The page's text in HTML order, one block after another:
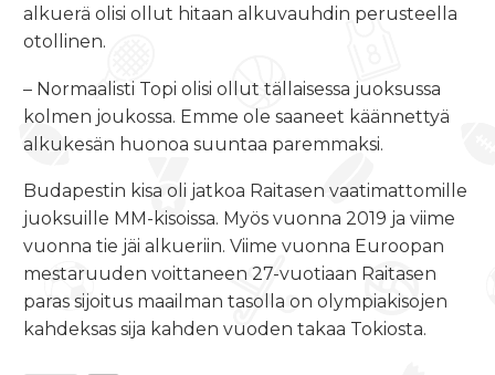
alkuerä olisi ollut hitaan alkuvauhdin perusteella
otollinen.
– Normaalisti Topi olisi ollut tällaisessa juoksussa
kolmen joukossa. Emme ole saaneet käännettyä
alkukesän huonoa suuntaa paremmaksi.
Budapestin kisa oli jatkoa Raitasen vaatimattomille
juoksuille MM-kisoissa. Myös vuonna 2019 ja viime
vuonna tie jäi alkueriin. Viime vuonna Euroopan
mestaruuden voittaneen 27-vuotiaan Raitasen
paras sijoitus maailman tasolla on olympiakisojen
kahdeksas sija kahden vuoden takaa Tokiosta.